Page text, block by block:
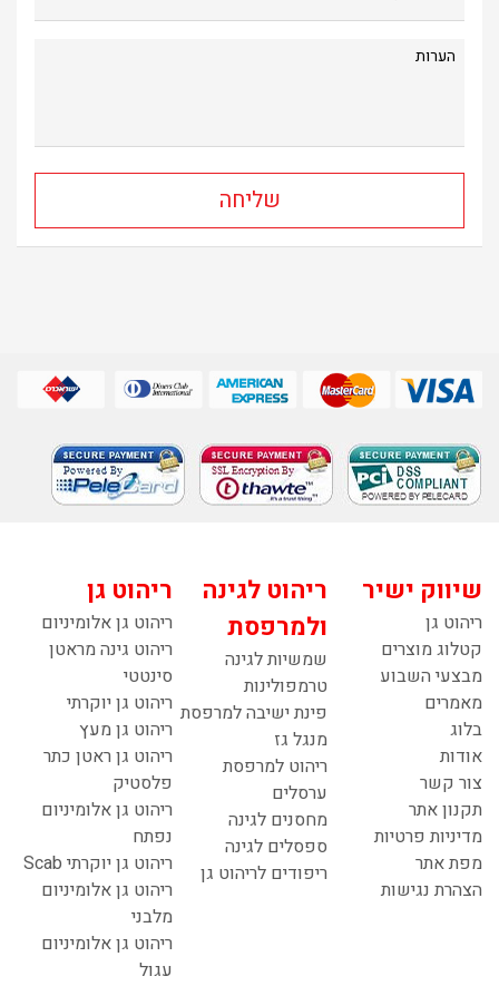
שיווק ישיר
ריהוט גן
קטלוג מוצרים
מבצעי השבוע
מאמרים
בלוג
אודות
צור קשר
תקנון אתר
מדיניות פרטיות
מפת אתר
הצהרת נגישות
ריהוט לגינה
ולמרפסת
שמשיות לגינה
טרמפולינות
פינת ישיבה למרפסת
מנגל גז
ריהוט למרפסת
ערסלים
מחסנים לגינה
ספסלים לגינה
ריפודים לריהוט גן
ריהוט גן
ריהוט גן אלומיניום
ריהוט גינה מראטן
סינטטי
ריהוט גן יוקרתי
ריהוט גן מעץ
ריהוט גן ראטן כתר
פלסטיק
ריהוט גן אלומיניום
נפתח
ריהוט גן יוקרתי Scab
ריהוט גן אלומיניום
מלבני
ריהוט גן אלומיניום
עגול